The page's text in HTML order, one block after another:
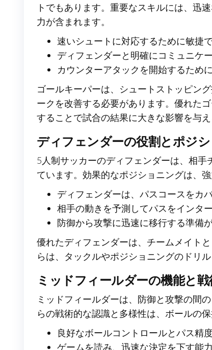
トでもあります。重要なスキルには、迅
力が含まれます。
速いシュートに対応するために敏捷
ディフェンダーと明確にコミュニケ
カウンターアタックを開始するため
ゴールキーパーは、シュートストッピン
ークを改善する必要があります。優れた
することで試合の結果に大きな影響を与え
ディフェンダーの役割とポジ
5人制サッカーのディフェンダーは、相
ています。効果的なポジショニングは、
ディフェンダーは、パスコースをカ
相手の動きを予測してパスをインタ
防御から攻撃に迅速に移行する準備が
優れたディフェンダーは、チームメイト
らは、タックルやポジショニングのドリ
ミッドフィールダーの機能と
ミッドフィールダーは、防御と攻撃の間
らの戦術的な認識と多様性は、ボールの
良好なボールコントロールとパス精
ゲームを読み、迅速な決定を下す能力